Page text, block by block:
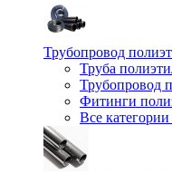
Трубопровод
Труба
Трубопровод
Фитинги
Все